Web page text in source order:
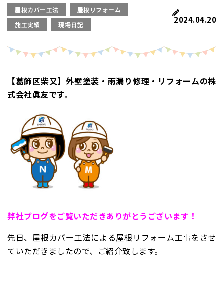
屋根カバー工法
屋根リフォーム
施工実績
現場日記 2024.04.20
【葛飾区柴又】外壁塗装・雨漏り修理・リフォームの株
式会社眞友です。
弊社ブログをご覧いただきありがとうございます！
先日、屋根カバー工法による屋根リフォーム工事をさせ
ていただきましたので、ご紹介致します。